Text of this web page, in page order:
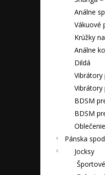
Análne
Vákuové
Krúžky
Análne
Dildá
Vibrátory
Vibrátory
BDSM
BDSM
Pánska
Jocksy
SÁČOK
FF POWDER
2,90 €